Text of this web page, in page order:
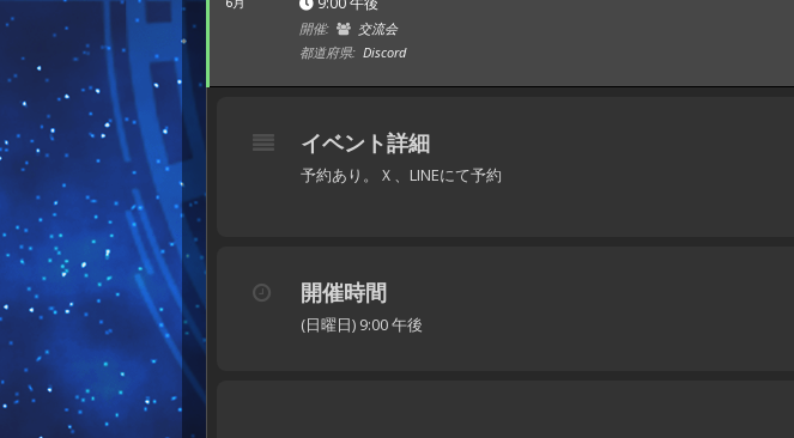
6月
開催:
交流会
都道府県: Discord
イベント詳細
予約あり。Ｘ、LINEにて予約
開催時間
(日曜日) 9:00 午後